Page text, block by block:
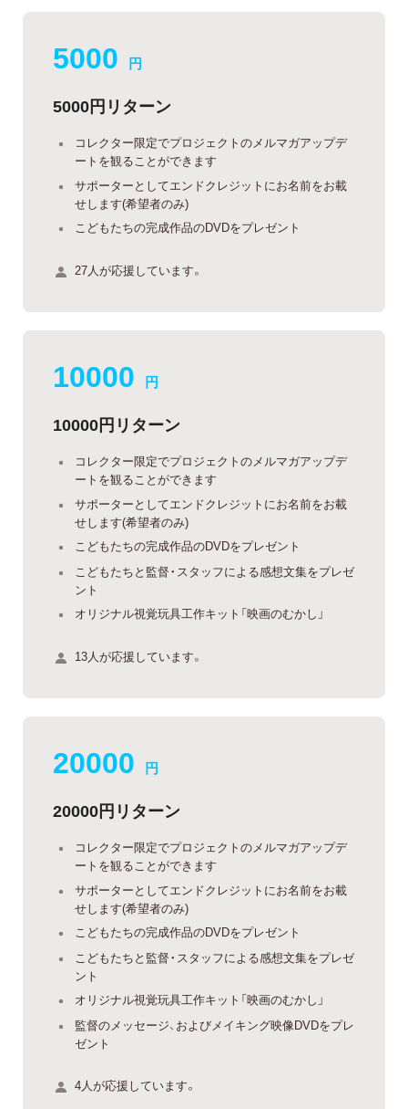
5000 円
5000円リターン
コレクター限定でプロジェクトのメルマガアップデ
ートを観ることができます
サポーターとしてエンドクレジットにお名前をお載
せします(希望者のみ)
こどもたちの完成作品のDVDをプレゼント
27人が応援しています。
10000 円
10000円リターン
コレクター限定でプロジェクトのメルマガアップデ
ートを観ることができます
サポーターとしてエンドクレジットにお名前をお載
せします(希望者のみ)
こどもたちの完成作品のDVDをプレゼント
こどもたちと監督・スタッフによる感想文集をプレゼ
ント
オリジナル視覚玩具工作キット「映画のむかし」
13人が応援しています。
20000 円
20000円リターン
コレクター限定でプロジェクトのメルマガアップデ
ートを観ることができます
サポーターとしてエンドクレジットにお名前をお載
せします(希望者のみ)
こどもたちの完成作品のDVDをプレゼント
こどもたちと監督・スタッフによる感想文集をプレゼ
ント
オリジナル視覚玩具工作キット「映画のむかし」
監督のメッセージ、およびメイキング映像DVDをプレ
ゼント
4人が応援しています。